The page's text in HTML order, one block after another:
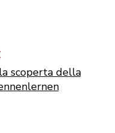
scoperta della